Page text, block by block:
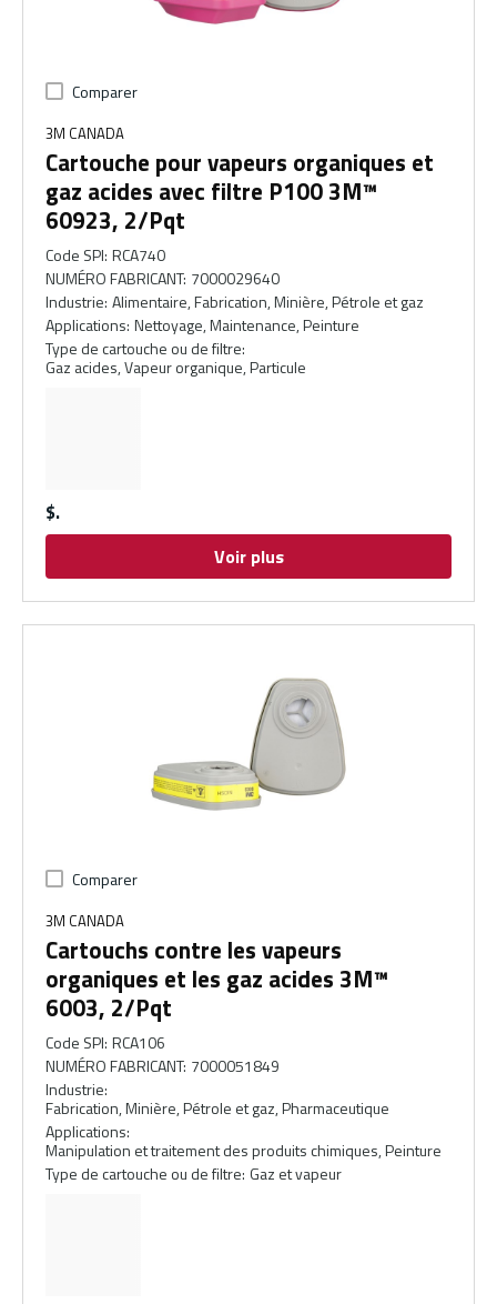
Comparer
3M CANADA
Cartouche pour vapeurs organiques et
gaz acides avec filtre P100 3M™
60923, 2/Pqt
Code SPI: RCA740
NUMÉRO FABRICANT: 7000029640
Industrie: Alimentaire, Fabrication, Minière, Pétrole et gaz
Applications: Nettoyage, Maintenance, Peinture
Type de cartouche ou de filtre:
Gaz acides, Vapeur organique, Particule
$
Voir plus
Comparer
3M CANADA
Cartouchs contre les vapeurs
organiques et les gaz acides 3M™
6003, 2/Pqt
Code SPI: RCA106
NUMÉRO FABRICANT: 7000051849
Industrie:
Fabrication, Minière, Pétrole et gaz, Pharmaceutique
Applications:
Manipulation et traitement des produits chimiques, Peinture
Type de cartouche ou de filtre: Gaz et vapeur